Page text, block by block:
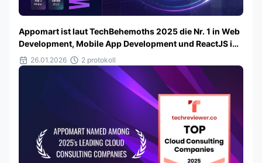
Appomart ist laut TechBehemoths 2025 die Nr. 1 in Web
Development, Mobile App Development und ReactJS in
Serbien
26.01.2026 2 protokoll